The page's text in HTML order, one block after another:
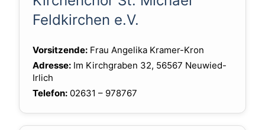
Feldkirchen e.V.
Vorsitzende: Frau Angelika Kramer-Kron
Adresse: Im Kirchgraben 32, 56567 Neuwied-
Irlich
Telefon: 02631 – 978767